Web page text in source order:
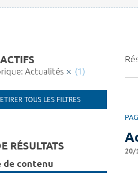
20/
Actualités (1)
TOUS LES FILTRES
RÉSULTATS
de contenu